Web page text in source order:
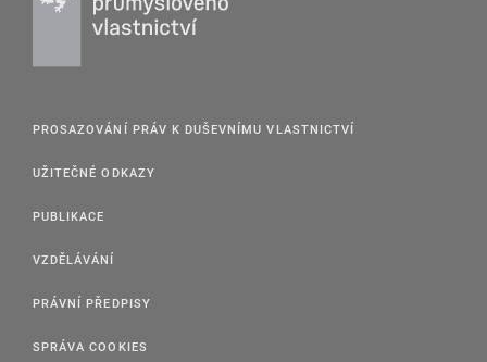
PROSAZOVÁNÍ PRÁV K DUŠEVNÍMU VLASTNICTVÍ
UŽITEČNÉ ODKAZY
PUBLIKACE
VZDĚLÁVÁNÍ
PRÁVNÍ PŘEDPISY
SPRÁVA COOKIES